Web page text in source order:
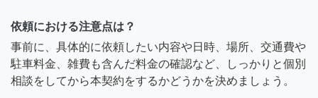
依頼における注意点は？
事前に、具体的に依頼したい内容や日時、場所、交通費や
駐車料金、雑費も含んだ料金の確認など、しっかりと個別
相談をしてから本契約をするかどうかを決めましょう。